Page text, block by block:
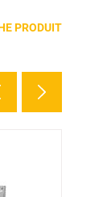
PRODUIT